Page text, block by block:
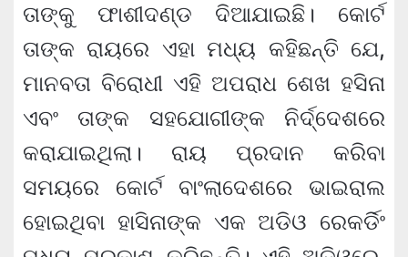
ତାଙ୍କୁ ଫାଶୀଦଣ୍ଡ ଦିଆଯାଇଛି। କୋର୍ଟ
ତାଙ୍କ ରାୟରେ ଏହା ମଧ୍ୟ କହିଛନ୍ତି ଯେ,
ମାନବତା ବିରୋଧୀ ଏହି ଅପରାଧ ଶେଖ ହସିନା
ଏବଂ ତାଙ୍କ ସହଯୋଗୀଙ୍କ ନିର୍ଦ୍ଦେଶରେ
କରାଯାଇଥିଲା। ରାୟ ପ୍ରଦାନ କରିବା
ସମୟରେ କୋର୍ଟ ବାଂଲାଦେଶରେ ଭାଇରାଲ
ହୋଇଥିବା ହାସିନାଙ୍କ ଏକ ଅଡିଓ ରେକର୍ଡିଂ